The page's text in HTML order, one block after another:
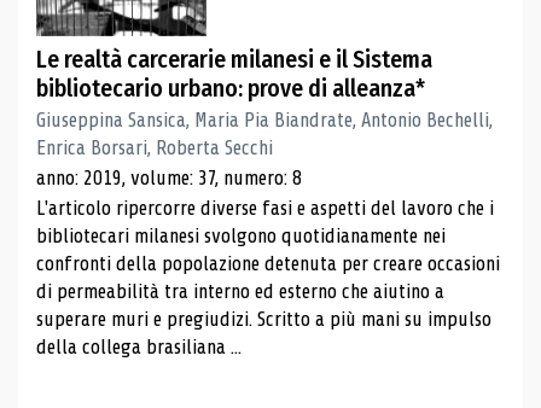
Le realtà carcerarie milanesi e il Sistema
bibliotecario urbano: prove di alleanza*
Giuseppina Sansica, Maria Pia Biandrate, Antonio Bechelli,
Enrica Borsari, Roberta Secchi
anno: 2019, volume: 37, numero: 8
L'articolo ripercorre diverse fasi e aspetti del lavoro che i
bibliotecari milanesi svolgono quotidianamente nei
confronti della popolazione detenuta per creare occasioni
di permeabilità tra interno ed esterno che aiutino a
superare muri e pregiudizi. Scritto a più mani su impulso
della collega brasiliana ...